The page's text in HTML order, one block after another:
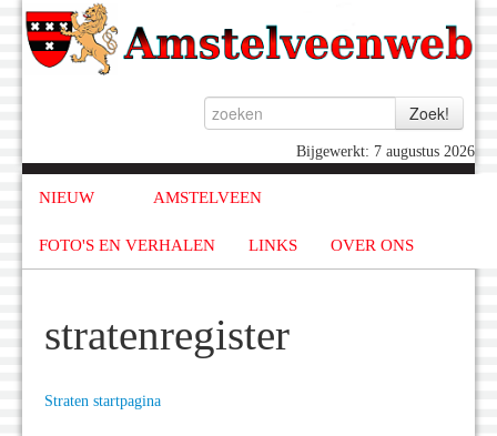
Bijgewerkt: 7 augustus 2026
NIEUW AMSTELVEEN
FOTO'S EN VERHALEN LINKS OVER ONS
stratenregister
Straten startpagina